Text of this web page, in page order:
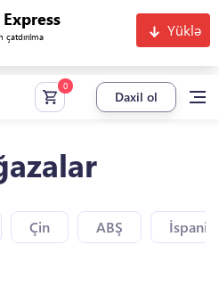
çatdırılma Yüklə
Daxil ol
Çin ABŞ